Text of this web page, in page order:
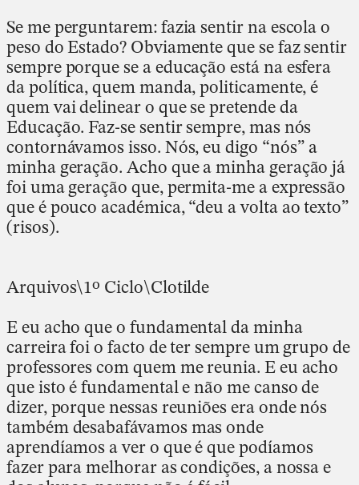
Se me perguntarem: fazia sentir na escola o
peso do Estado? Obviamente que se faz sentir
sempre porque se a educação está na esfera
da política, quem manda, politicamente, é
quem vai delinear o que se pretende da
Educação. Faz-se sentir sempre, mas nós
contornávamos isso. Nós, eu digo “nós” a
minha geração. Acho que a minha geração já
foi uma geração que, permita-me a expressão
que é pouco académica, “deu a volta ao texto”
(risos).
Arquivos\1º Ciclo\Clotilde
E eu acho que o fundamental da minha
carreira foi o facto de ter sempre um grupo de
professores com quem me reunia. E eu acho
que isto é fundamental e não me canso de
dizer, porque nessas reuniões era onde nós
também desabafávamos mas onde
aprendíamos a ver o que é que podíamos
fazer para melhorar as condições, a nossa e